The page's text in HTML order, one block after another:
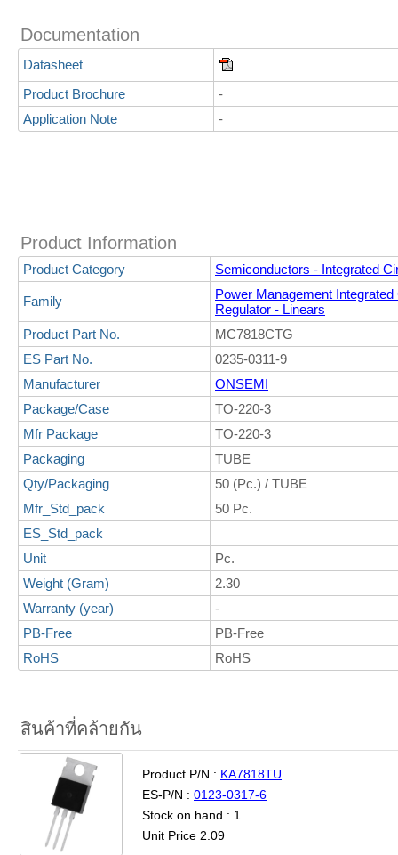
Documentation
Datasheet
Product Brochure
-
Application Note
-
Product Information
Product Category Semiconductors - Integrated
Family
Power Management Integrated
Regulator - Linears
Product Part No.
MC7818CTG
ES Part No.
0235-0311-9
Manufacturer
ONSEMI
Package/Case
TO-220-3
Mfr Package
TO-220-3
Packaging
TUBE
Qty/Packaging
50 (Pc.) / TUBE
Mfr_Std_pack
50 Pc.
ES_Std_pack
Unit
Pc.
Weight (Gram)
2.30
Warranty (year)
-
PB-Free
PB-Free
RoHS
RoHS
สินค้าที่คล้ายกัน
Product P/N : KA7818TU
ES-P/N : 0123-0317-6
Stock on hand : 1
Unit Price 2.09